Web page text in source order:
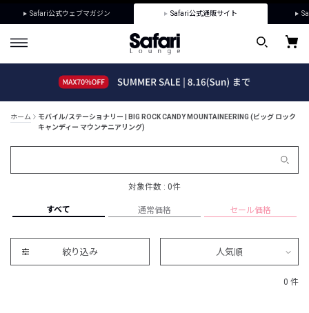
Safari公式ウェブマガジン Safari公式通販サイト
ホーム
モバイル/ステーショナリー | BIG ROCK CANDY MOUNTAINEERING (ビッグ ロック
キャンディー マウンテニアリング)
対象件数 : 0件
すべて 通常価格 セール価格
絞り込み 人気順
0 件